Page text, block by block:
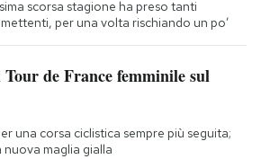
scorsa stagione ha preso tanti
per una volta rischiando un po’
de France femminile sul
una corsa ciclistica sempre più seguita;
maglia gialla